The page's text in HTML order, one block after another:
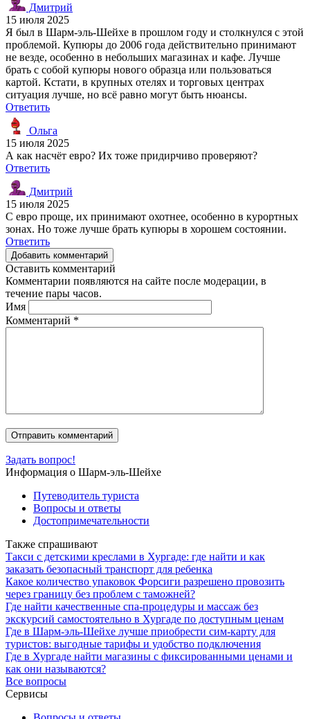
Дмитрий
15 июля 2025
Я был в Шарм-эль-Шейхе в прошлом году и столкнулся с этой
проблемой. Купюры до 2006 года действительно принимают
не везде, особенно в небольших магазинах и кафе. Лучше
брать с собой купюры нового образца или пользоваться
картой. Кстати, в крупных отелях и торговых центрах
ситуация лучше, но всё равно могут быть нюансы.
Ответить
Ольга
15 июля 2025
А как насчёт евро? Их тоже придирчиво проверяют?
Ответить
Дмитрий
15 июля 2025
С евро проще, их принимают охотнее, особенно в курортных
зонах. Но тоже лучше брать купюры в хорошем состоянии.
Ответить
Добавить комментарий
Оставить комментарий
Комментарии появляются на сайте после модерации, в
течение пары часов.
Имя
Комментарий *
Задать вопрос!
Информация о Шарм-эль-Шейхе
Путеводитель туриста
Вопросы и ответы
Достопримечательности
Также спрашивают
Такси с детскими креслами в Хургаде: где найти и как
заказать безопасный транспорт для ребенка
Какое количество упаковок Форсиги разрешено провозить
через границу без проблем с таможней?
Где найти качественные спа-процедуры и массаж без
экскурсий самостоятельно в Хургаде по доступным ценам
Где в Шарм-эль-Шейхе лучше приобрести сим-карту для
туристов: выгодные тарифы и удобство подключения
Где в Хургаде найти магазины с фиксированными ценами и
как они называются?
Все вопросы
Сервисы